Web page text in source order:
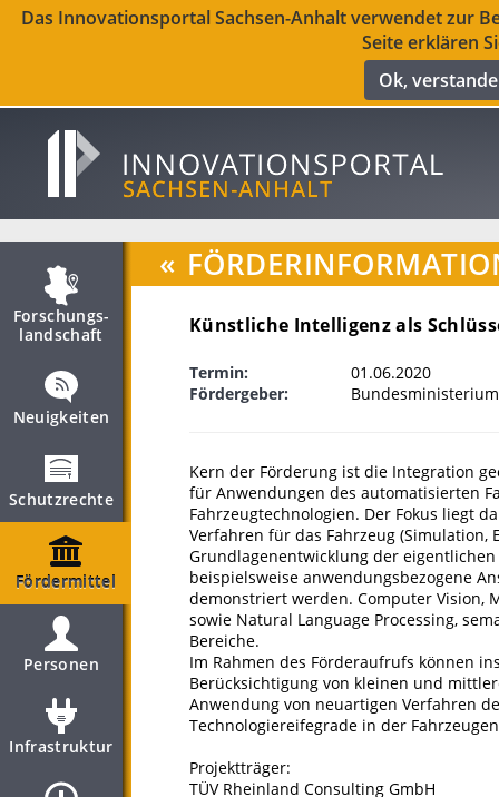
Das Innovationsportal Sachsen-Anhalt verwendet zur
Seite erklären
Ok,
Forschungs­
landschaft
Neuigkeiten
Schutzrechte
Fördermittel
Personen
Infrastruktur
«
Künstliche Intelligenz als
Termin:
01.06.2020
Fördergeber:
Kern der Förderung ist die Integration
für Anwendungen des automatisierten
Fahrzeugtechnologien. Der Fokus liegt
Verfahren für das Fahrzeug
Grundlagenentwicklung der
beispielsweise anwendungsbezogene
demonstriert werden. Computer Vision,
sowie Natural Language Processing,
Bereiche.
Im Rahmen des Förderaufrufs können
Berücksichtigung von kleinen und
Anwendung von neuartigen Verfahren
Technologiereifegrade in der
Projektträger:
TÜV Rheinland Consulting GmbH